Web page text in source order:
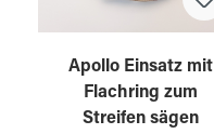
Apollo Einsatz mit
Flachring zum
Streifen sägen